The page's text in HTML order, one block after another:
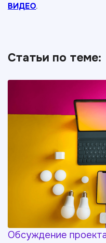
ВИДЕО.
Статьи по теме:
Обсуждение